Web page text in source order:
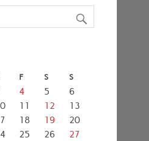
F S S
4 5
6
11 12
13
18 19
20
25 26
27